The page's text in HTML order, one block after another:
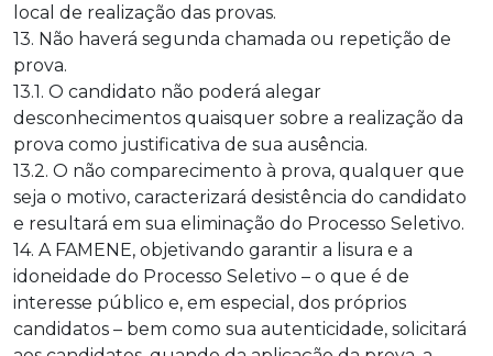
local de realização das provas.
13. Não haverá segunda chamada ou repetição de
prova.
13.1. O candidato não poderá alegar
desconhecimentos quaisquer sobre a realização da
prova como justificativa de sua ausência.
13.2. O não comparecimento à prova, qualquer que
seja o motivo, caracterizará desistência do candidato
e resultará em sua eliminação do Processo Seletivo.
14. A FAMENE, objetivando garantir a lisura e a
idoneidade do Processo Seletivo – o que é de
interesse público e, em especial, dos próprios
candidatos – bem como sua autenticidade, solicitará